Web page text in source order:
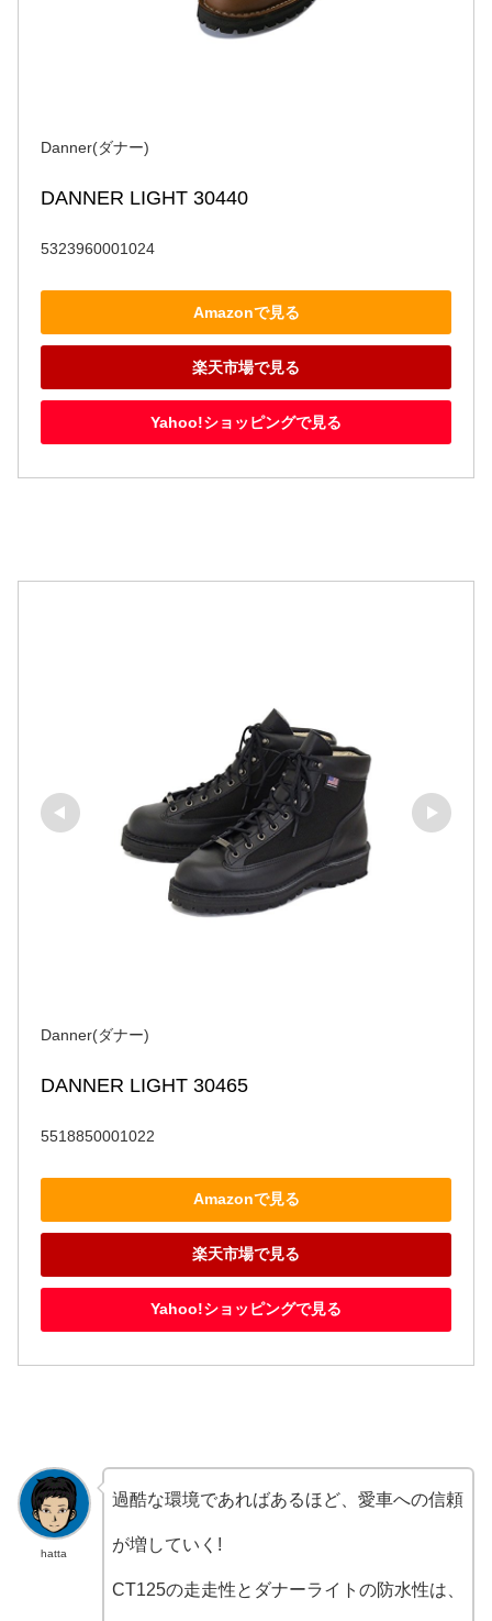
Danner(ダナー)
DANNER LIGHT 30440
5323960001024
Amazonで見る
楽天市場で見る
Yahoo!ショッピングで見る
Danner(ダナー)
DANNER LIGHT 30465
5518850001022
Amazonで見る
楽天市場で見る
Yahoo!ショッピングで見る
hatta
過酷な環境であればあるほど、愛車への信頼
が増していく!
CT125の走走性とダナーライトの防水性は、